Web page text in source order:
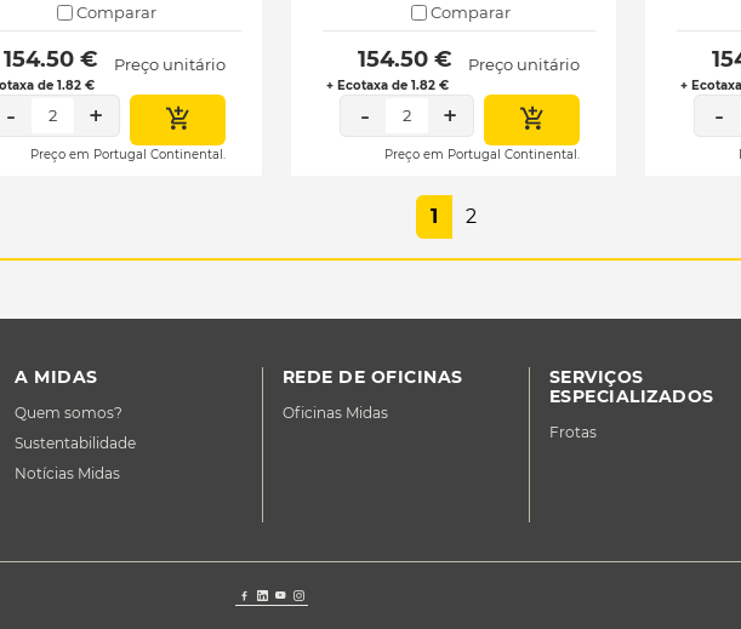
Comparar
€
de 1.82 €
Preço unitário
- 2 +
Preço em Portugal Continental.
Comparar
154.50 €
+ Ecotaxa de 1.82 €
Preço unitário
- 2 +
Preço em Portugal Continental.
+
-
1 2
A MIDAS
Quem somos?
Sustentabilidade
Notícias Midas
REDE DE OFICINAS
Oficinas Midas
SERVIÇOS
ESPECIALIZADOS
Frotas